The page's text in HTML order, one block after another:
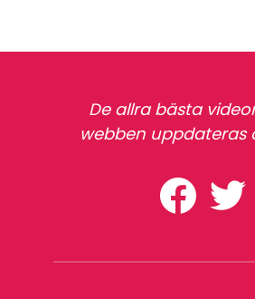
De allra bästa
webben uppdateras